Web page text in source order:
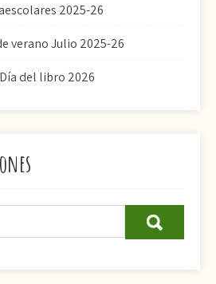
2025-26
verano Julio 2025-26
del libro 2026